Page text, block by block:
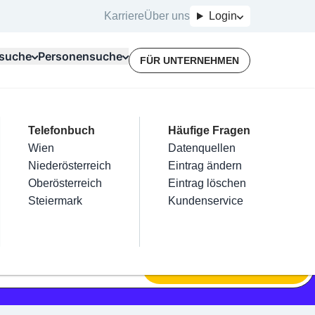
KarriereÜber uns Login
Kategorien
Friseur
Nägel
Haarentfernung
Make-Up
Für Unternehmer
Terminbuchung
Kostenlose Beratung
Top Branchen
Elektriker
Installateure
Maler & Lackierer
Branchen A-Z
Mein Firmeneintrag
Eintrag hinzufügen
Eintrag beanspruchen
Eintrag verwalten
Eintrag bewerben
Personensuche
Telefonbuch
Wien
Niederösterreich
Oberösterreich
Steiermark
Häufige Fragen
Datenquellen
Eintrag ändern
Eintrag löschen
Kundenservice
FÜR UNTERNEHMEN